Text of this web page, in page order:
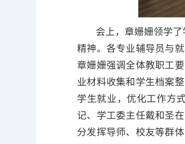
会上，章姗姗领学
精神。各专业辅导员与
章姗姗强调全体教职工
业材料收集和学生档案
学生就业，优化工作方
记、学工委主任戴和圣
分发挥导师、校友等群